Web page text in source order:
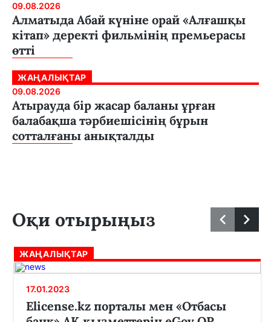
09.08.2026
Алматыда Абай күніне орай «Алғашқы
кітап» деректі фильмінің премьерасы
өтті
ЖАҢАЛЫҚТАР
09.08.2026
Атырауда бір жасар баланы ұрған
балабақша тәрбиешісінің бұрын
сотталғаны анықталды
Оқи отырыңыз
ЖАҢАЛЫҚТАР
17.01.2023
Elicense.kz порталы мен «Отбасы